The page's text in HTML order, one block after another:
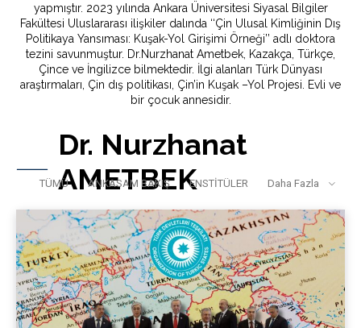
yapmıştır. 2023 yılında Ankara Üniversitesi Siyasal Bilgiler
Fakültesi Uluslararası ilişkiler dalında ‘‘Çin Ulusal Kimliğinin Dış
Politikaya Yansıması: Kuşak-Yol Girişimi Örneği’’ adlı doktora
tezini savunmuştur. Dr.Nurzhanat Ametbek, Kazakça, Türkçe,
Çince ve İngilizce bilmektedir. İlgi alanları Türk Dünyası
araştırmaları, Çin dış politikası, Çin’in Kuşak –Yol Projesi. Evli ve
bir çocuk annesidir.
Dr. Nurzhanat
AMETBEK
TÜMÜ ANKASAM BAKIŞ ENSTİTÜLER Daha Fazla